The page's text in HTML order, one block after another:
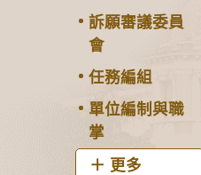
訴願審議委員
會
任務編組
單位編制與職
掌
更多